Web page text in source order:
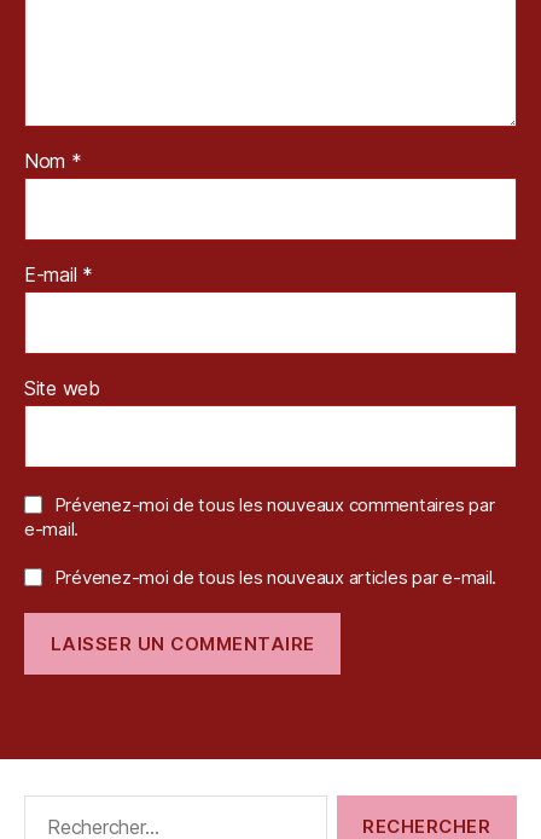
t
e
a
D
c
st
a
n
p
o
rt
Nom *
E-mail *
Site web
Prévenez-moi de tous les nouveaux commentaires par
e-mail.
Prévenez-moi de tous les nouveaux articles par e-mail.